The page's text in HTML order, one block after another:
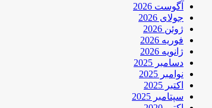
آگوست 2026
جولای 2026
ژوئن 2026
فوریه 2026
ژانویه 2026
دسامبر 2025
نوامبر 2025
اکتبر 2025
سپتامبر 2025